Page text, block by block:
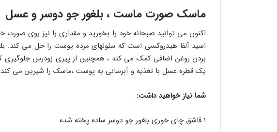
ماسک صورت ماست ، بلغور جو دوسر و عسل
اکنون می توانید صبحانه خود را بخورید و مقداری را نیز روی
اسید آلفا هیدروکسی است که سلولهای مرده پوست را حل می کند.
بردن روغن اضافی کمک می کند ، همچنین از پیری زودرس
یک قطره عسل با تغذیه و آبرسانی به پوست ،ماسک را شیرین می
شما نیاز خواهید داشت:
۱ قاشق چای خوری بلغور جو دوسر ساده پخته شده